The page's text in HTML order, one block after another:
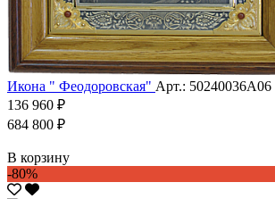
Икона " Феодоровская" Арт.: 50240036А06
136 960 ₽
684 800 ₽
В корзину
-80%